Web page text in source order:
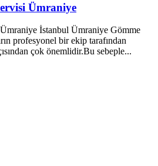
Ümraniye
İstanbul Ümraniye Gömme
profesyonel bir ekip tarafından
çok önemlidir.Bu sebeple...